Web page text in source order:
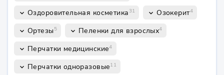
keyboard_arrow_down Оздоровительная косметика 31 keyboard_arrow_down Озокерит4
keyboard_arrow_down Ортезы 5 keyboard_arrow_down Пеленки для взрослых4
keyboard_arrow_down Перчатки медицинские4
keyboard_arrow_down Перчатки одноразовые11